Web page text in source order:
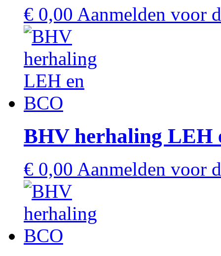
€ 0,00 Aanmelden voor
BHV herhaling LEH
€ 0,00 Aanmelden voor